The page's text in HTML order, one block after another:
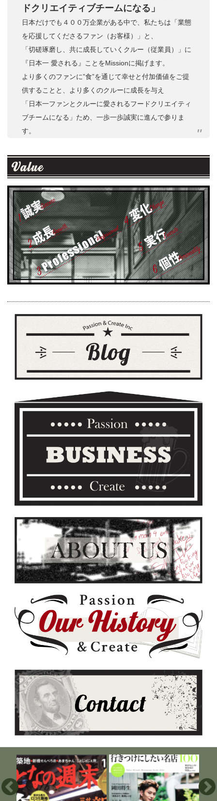
ドクリエイティブチームになる」
日本だけでも４００万企業がある中で、私たちは「業態
を応援してくださるファン（お客様）」と、
「切磋琢磨し、共に成長していくクルー（従業員）」に
『日本一 愛される』ことをMissionに掲げます。
より多くのファンに”食”を通じて幸せと付加価値をご提
供することと、より多くのクルーに成長を与え
「日本一ファンとクルーに愛されるフードクリエイティ
ブチームになる」ため、一歩一歩誠実に進んで参りま
す。